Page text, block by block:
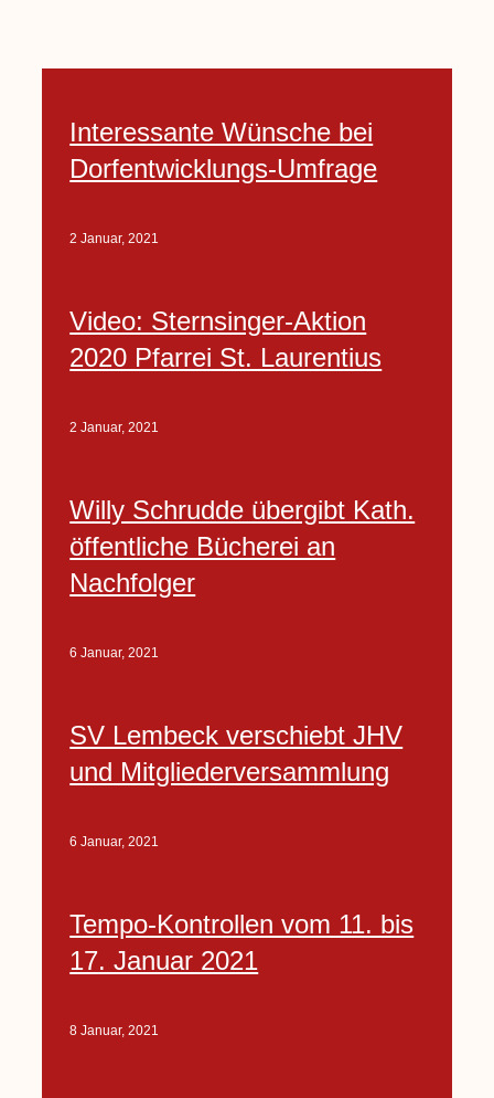
Interessante Wünsche bei
Dorfentwicklungs-Umfrage
2 Januar, 2021
Video: Sternsinger-Aktion
2020 Pfarrei St. Laurentius
2 Januar, 2021
Willy Schrudde übergibt Kath.
öffentliche Bücherei an
Nachfolger
6 Januar, 2021
SV Lembeck verschiebt JHV
und Mitgliederversammlung
6 Januar, 2021
Tempo-Kontrollen vom 11. bis
17. Januar 2021
8 Januar, 2021